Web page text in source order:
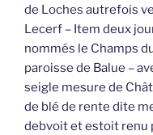
de Loches autrefois
Lecerf – Item deux
nommés le Champs
paroisse de Balue –
seigle mesure de
de blé de rente dite
debvoit et estoit renu